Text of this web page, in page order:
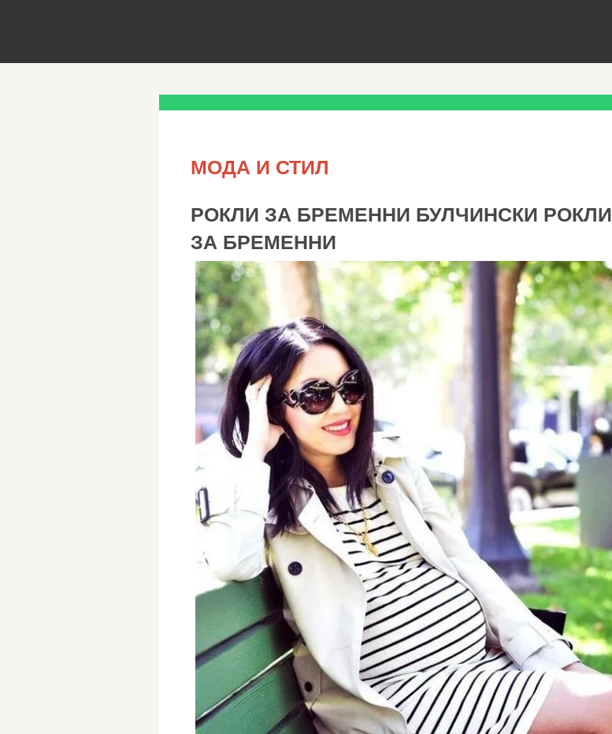
МОДА И СТИЛ
РОКЛИ ЗА БРЕМЕННИ БУЛЧИНСКИ РОКЛИ
ЗА БРЕМЕННИ